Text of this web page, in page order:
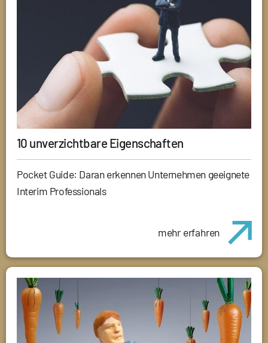
10 unverzichtbare Eigenschaften
Pocket Guide: Daran erkennen Unternehmen geeignete
Interim Professionals
mehr erfahren